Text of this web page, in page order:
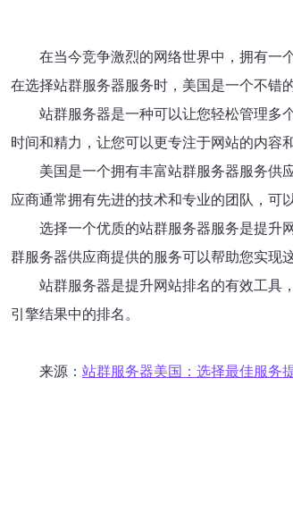
在当今竞争激烈的网络世界中，拥有一
在选择站群服务器服务时，美国是一个不错
站群服务器是一种可以让您轻松管理多
时间和精力，让您可以更专注于网站的内容
美国是一个拥有丰富站群服务器服务供
应商通常拥有先进的技术和专业的团队，可
选择一个优质的站群服务器服务是提升
群服务器供应商提供的服务可以帮助您实现
站群服务器是提升网站排名的有效工具
引擎结果中的排名。
来源： 站群服务器美国：选择最佳服务